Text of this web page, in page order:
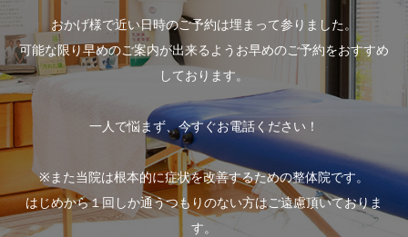
おかげ様で近い日時のご予約は埋まって参りました。
可能な限り早めのご案内が出来るようお早めのご予約をおすすめ
しております。
一人で悩まず、今すぐお電話ください！
※また当院は根本的に症状を改善するための整体院です。
はじめから１回しか通うつもりのない方はご遠慮頂いておりま
す。